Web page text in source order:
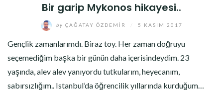
Bir garip Mykonos hikayesi..
by ÇAĞATAY ÖZDEMIR 5 KASIM 2017
Gençlik zamanlarımdı. Biraz toy. Her zaman doğruyu
seçemediğim başka bir günün daha içerisindeydim. 23
yaşında, alev alev yanıyordu tutkularım, heyecanım,
sabırsızlığım.. Istanbul’da öğrencilik yıllarında kurduğum…